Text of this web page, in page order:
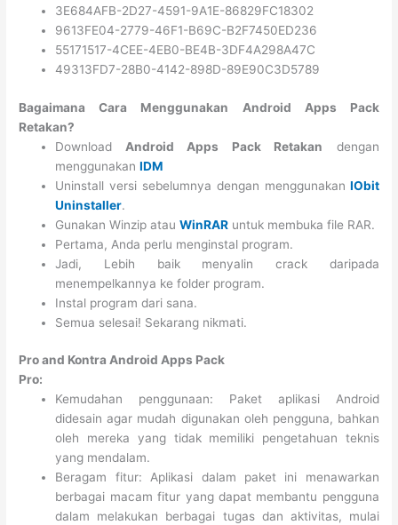
3E684AFB-2D27-4591-9A1E-86829FC18302
9613FE04-2779-46F1-B69C-B2F7450ED236
55171517-4CEE-4EB0-BE4B-3DF4A298A47C
49313FD7-28B0-4142-898D-89E90C3D5789
Bagaimana Cara Menggunakan Android Apps Pack
Retakan?
Download Android Apps Pack Retakan dengan
menggunakanIDM
Uninstall versi sebelumnya dengan menggunakan IObit
Uninstaller.
Gunakan Winzip atauWinRAR untuk membuka file RAR.
Pertama, Anda perlu menginstal program.
Jadi, Lebih baik menyalin crack daripada
menempelkannya ke folder program.
Instal program dari sana.
Semua selesai! Sekarang nikmati.
Pro and Kontra Android Apps Pack
Pro:
Kemudahan penggunaan: Paket aplikasi Android
didesain agar mudah digunakan oleh pengguna, bahkan
oleh mereka yang tidak memiliki pengetahuan teknis
yang mendalam.
Beragam fitur: Aplikasi dalam paket ini menawarkan
berbagai macam fitur yang dapat membantu pengguna
dalam melakukan berbagai tugas dan aktivitas, mulai